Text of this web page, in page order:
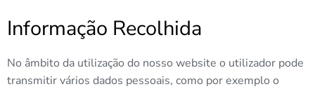
Informação Recolhida
No âmbito da utilização do nosso website o utilizador pode
transmitir vários dados pessoais, como por exemplo o